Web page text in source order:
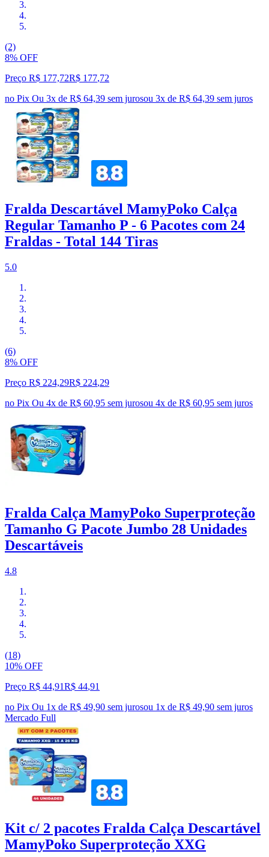
(2)
8% OFF
Preço R$ 177,72R$ 177,72
no Pix Ou 3x de R$ 64,39 sem jurosou 3x de R$ 64,39 sem juros
Fralda Descartável MamyPoko Calça
Regular Tamanho P - 6 Pacotes com 24
Fraldas - Total 144 Tiras
5.0
(6)
8% OFF
Preço R$ 224,29R$ 224,29
no Pix Ou 4x de R$ 60,95 sem jurosou 4x de R$ 60,95 sem juros
Fralda Calça MamyPoko Superproteção
Tamanho G Pacote Jumbo 28 Unidades
Descartáveis
4.8
(18)
10% OFF
Preço R$ 44,91R$ 44,91
no Pix Ou 1x de R$ 49,90 sem jurosou 1x de R$ 49,90 sem juros
Mercado Full
Kit c/ 2 pacotes Fralda Calça Descartável
MamyPoko Superproteção XXG